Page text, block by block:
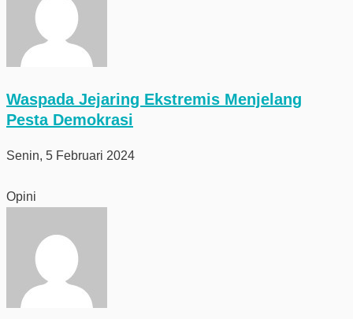
Waspada Jejaring Ekstremis Menjelang
Pesta Demokrasi
Senin, 5 Februari 2024
Opini